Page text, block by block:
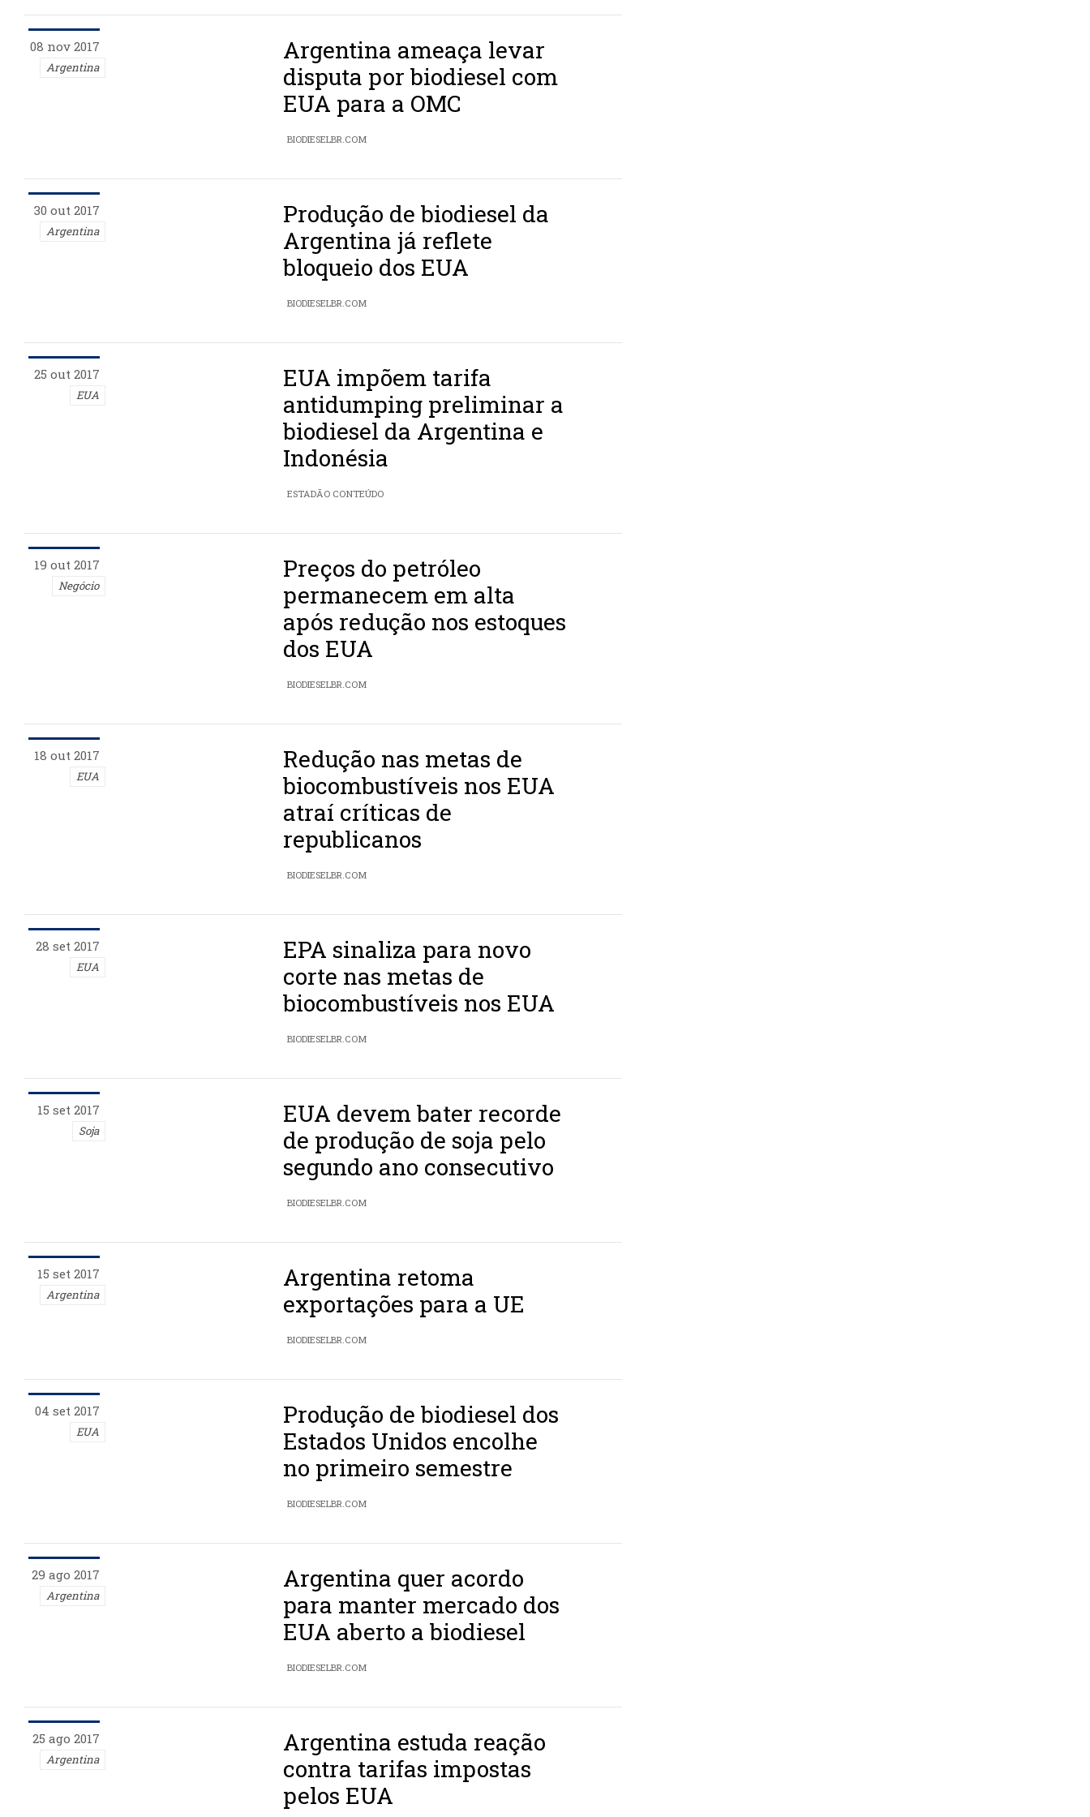
08 nov 2017
Argentina
Argentina ameaça levar
disputa por biodiesel com
EUA para a OMC
BIODIESELBR.COM
30 out 2017
Argentina
Produção de biodiesel da
Argentina já reflete
bloqueio dos EUA
BIODIESELBR.COM
25 out 2017
EUA
EUA impõem tarifa
antidumping preliminar a
biodiesel da Argentina e
Indonésia
ESTADÃO CONTEÚDO
19 out 2017
Negócio
Preços do petróleo
permanecem em alta
após redução nos estoques
dos EUA
BIODIESELBR.COM
18 out 2017
EUA
Redução nas metas de
biocombustíveis nos EUA
atraí críticas de
republicanos
BIODIESELBR.COM
28 set 2017
EUA
EPA sinaliza para novo
corte nas metas de
biocombustíveis nos EUA
BIODIESELBR.COM
15 set 2017
Soja
EUA devem bater recorde
de produção de soja pelo
segundo ano consecutivo
BIODIESELBR.COM
15 set 2017
Argentina
Argentina retoma
exportações para a UE
BIODIESELBR.COM
04 set 2017
EUA
Produção de biodiesel dos
Estados Unidos encolhe
no primeiro semestre
BIODIESELBR.COM
29 ago 2017
Argentina
Argentina quer acordo
para manter mercado dos
EUA aberto a biodiesel
BIODIESELBR.COM
25 ago 2017
Argentina
Argentina estuda reação
contra tarifas impostas
pelos EUA